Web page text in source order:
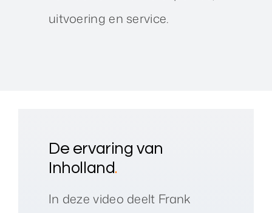
uitvoering en service.
De ervaring van
Inholland.
In deze video deelt Frank